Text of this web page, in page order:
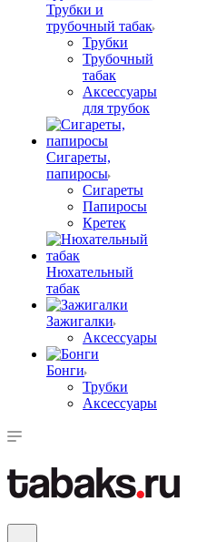
Трубки и
трубочный табак
Трубки
Трубочный
табак
Аксессуары
для трубок
Сигареты,
папиросы
Сигареты
Папиросы
Кретек
Нюхательный
табак
Зажигалки
Аксессуары
Бонги
Трубки
Аксессуары